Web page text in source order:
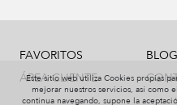
FAVORITOS
ÁREA CLIENTE
BLOG
Este sitio web utiliza Cookies propias
mejorar nuestros servicios, así como
continua navegando, supone la